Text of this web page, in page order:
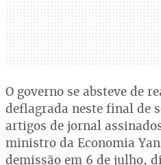
O governo se absteve de
deflagrada neste final de
artigos de jornal
ministro da Economia
demissão em 6 de julho,